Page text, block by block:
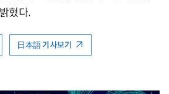
혔다.
日本語 기사보기